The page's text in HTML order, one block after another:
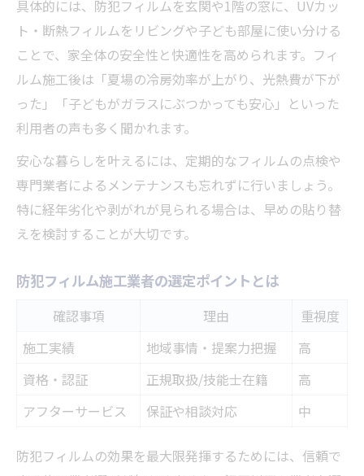
具体的には、防犯フィルムを玄関や1階の窓に、UVカッ
ト・断熱フィルムをリビングや子ども部屋に使い分ける
ことで、家全体の安全性と快適性を高められます。フィ
ルム施工後は「夏場の冷房効率が上がり、光熱費が下が
った」「子どもがガラスにぶつかっても安心」といった
利用者の声も多く聞かれます。
安心な暮らしを叶えるには、定期的なフィルムの点検や
専門業者によるメンテナンスも忘れずに行いましょう。
特に経年劣化や剥がれが見られる場合は、早めの貼り替
えを検討することが大切です。
防犯フィルム施工業者の選定ポイントとは
確認事項 理由
重視度
施工実績
地域事情・提案力把握
高
資格・認証
正規取扱/技能士在籍
高
アフターサービス
保証や相談対応 中
防犯フィルムの効果を最大限発揮するためには、信頼で